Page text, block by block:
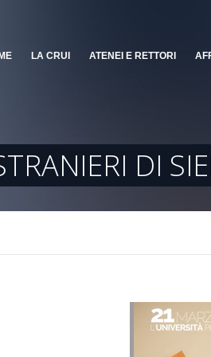
LA CRUI ATENEI E RETTORI
DI